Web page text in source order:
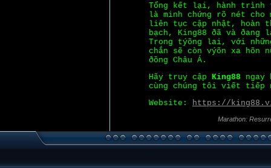
Tổng kết lại, hành trình
là minh chứng rõ nét cho
liên tục cập nhật, hoàn
bạch, King88 ðã và
Trong týõng lai, với
chắn sẽ còn výõn xa
ðồng Châu Á.
Hãy truy cập King88 ngay
cùng chúng tôi viết tiếp
Website:
https://
Marathon: